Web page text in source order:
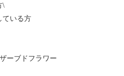
\
ている方
ーブドフラワー